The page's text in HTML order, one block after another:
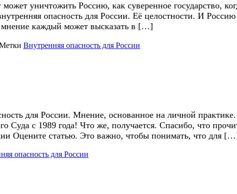
уничтожить Россию, как суверенное государство,
опасность для России. Её целостности. И
каждый может высказать в […]
Внутренняя опасность для России
для России. Мнение, основанное на личной
Суда с 1989 года! Что же, получается. Спасибо, что
Оцените статью. Это важно, чтобы понимать, что для
опасность для России